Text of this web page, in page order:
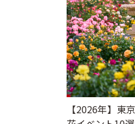
【2026年】東